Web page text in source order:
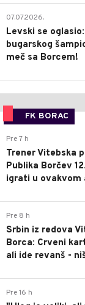
07.07.2026.
Levski se
bugarskog
meč sa Borcem!
FK BORAC
Pre 7 h
Trener Vitebska
Publika Borčev
igrati u ovakvom
Pre 8 h
Srbin iz redova
Borca: Crveni
ali ide revanš -
Pre 16 h